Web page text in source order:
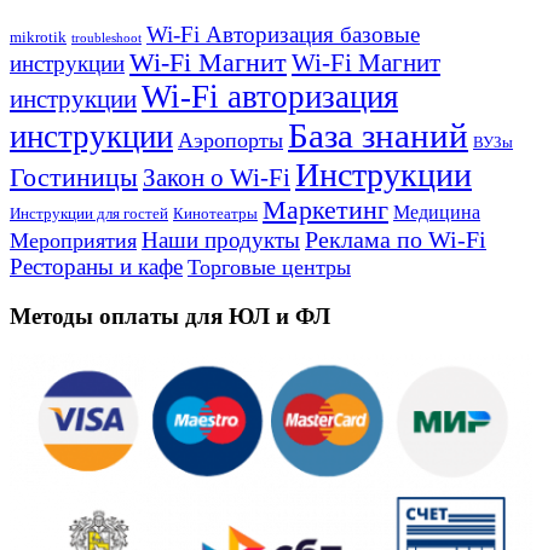
mikrotik troubleshoot Wi-Fi Авторизация базовые
инструкцииWi-Fi МагнитWi-Fi Магнит
инструкцииWi-Fi авторизация
инструкции Аэропорты База знаний ВУЗы
Гостиницы Закон о Wi-FiИнструкции
Инструкции для гостей Кинотеатры Маркетинг Медицина
Мероприятия Наши продуктыРеклама по Wi-Fi
Рестораны и кафе Торговые центры
Методы оплаты для ЮЛ и ФЛ